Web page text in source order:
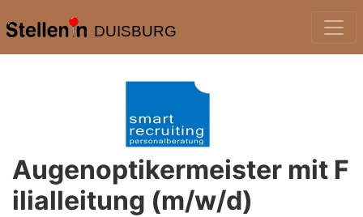
DUISBURG
Augenoptikermeister mit F
ilialleitung (m/w/d)